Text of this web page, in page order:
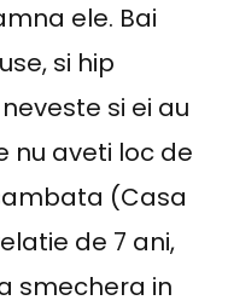
ele. Bai
si hip
si ei au
nu aveti loc de
(Casa
de 7 ani,
smechera in